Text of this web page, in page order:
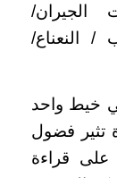
الجيران/
/ النعناع/
خيط واحد
تثير فضول
على قراءة